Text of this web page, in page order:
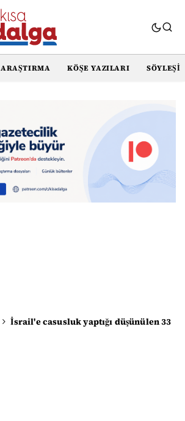
ARAŞTIRMA KÖŞE YAZILARI SÖYLEŞI
İsrail'e casusluk yaptığı düşünülen 33